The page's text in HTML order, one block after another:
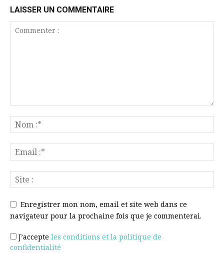
LAISSER UN COMMENTAIRE
Enregistrer mon nom, email et site web dans ce
navigateur pour la prochaine fois que je commenterai.
J’accepte les conditions et la politique de
confidentialité